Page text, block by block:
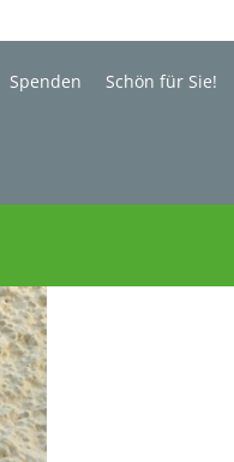
Spenden Schön für Sie!